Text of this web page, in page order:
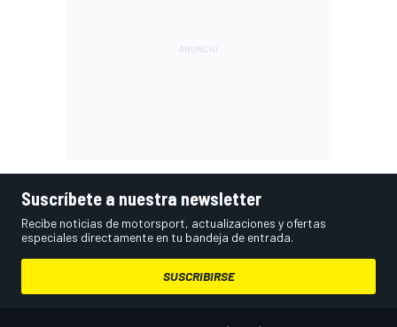
Suscríbete a nuestra newsletter
Recibe noticias de motorsport, actualizaciones y ofertas
especiales directamente en tu bandeja de entrada.
SUSCRIBIRSE